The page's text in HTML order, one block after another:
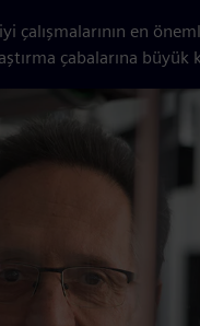
çalışmalarının en
çabalarına büyük